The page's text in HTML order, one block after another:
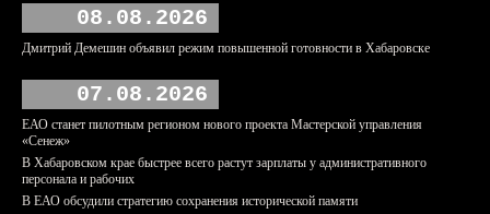
08.08.2026
Дмитрий Демешин объявил режим повышенной готовности в Хабаровске
07.08.2026
ЕАО станет пилотным регионом нового проекта Мастерской управления
«Сенеж»
В Хабаровском крае быстрее всего растут зарплаты у административного
персонала и рабочих
В ЕАО обсудили стратегию сохранения исторической памяти